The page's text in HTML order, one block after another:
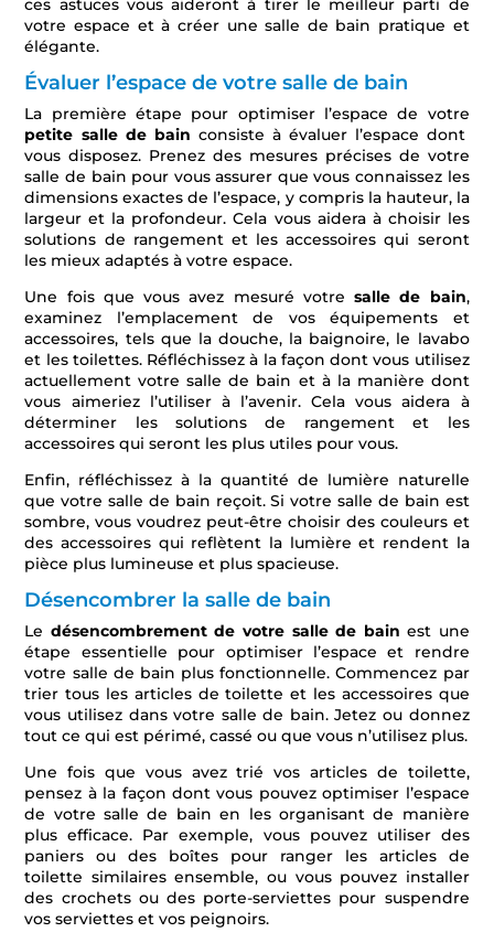
ces astuces vous aideront à tirer le meilleur parti de
votre espace et à créer une salle de bain pratique et
élégante.
Évaluer l’espace de votre salle de bain
La première étape pour optimiser l’espace de votre
petite salle de bain consiste à évaluer l’espace dont
vous disposez. Prenez des mesures précises de votre
salle de bain pour vous assurer que vous connaissez les
dimensions exactes de l’espace, y compris la hauteur, la
largeur et la profondeur. Cela vous aidera à choisir les
solutions de rangement et les accessoires qui seront
les mieux adaptés à votre espace.
Une fois que vous avez mesuré votre salle de bain,
examinez l’emplacement de vos équipements et
accessoires, tels que la douche, la baignoire, le lavabo
et les toilettes. Réfléchissez à la façon dont vous utilisez
actuellement votre salle de bain et à la manière dont
vous aimeriez l’utiliser à l’avenir. Cela vous aidera à
déterminer les solutions de rangement et les
accessoires qui seront les plus utiles pour vous.
Enfin, réfléchissez à la quantité de lumière naturelle
que votre salle de bain reçoit. Si votre salle de bain est
sombre, vous voudrez peut-être choisir des couleurs et
des accessoires qui reflètent la lumière et rendent la
pièce plus lumineuse et plus spacieuse.
Désencombrer la salle de bain
Le désencombrement de votre salle de bain est une
étape essentielle pour optimiser l’espace et rendre
votre salle de bain plus fonctionnelle. Commencez par
trier tous les articles de toilette et les accessoires que
vous utilisez dans votre salle de bain. Jetez ou donnez
tout ce qui est périmé, cassé ou que vous n’utilisez plus.
Une fois que vous avez trié vos articles de toilette,
pensez à la façon dont vous pouvez optimiser l’espace
de votre salle de bain en les organisant de manière
plus efficace. Par exemple, vous pouvez utiliser des
paniers ou des boîtes pour ranger les articles de
toilette similaires ensemble, ou vous pouvez installer
des crochets ou des porte-serviettes pour suspendre
vos serviettes et vos peignoirs.